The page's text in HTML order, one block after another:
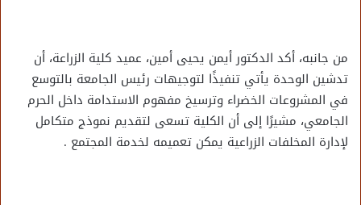
من جانبه، أكد الدكتور أيمن يحيى أمين، عميد كلية الزراعة، أن
تدشين الوحدة يأتي تنفيذًا لتوجيهات رئيس الجامعة بالتوسع
في المشروعات الخضراء وترسيخ مفهوم الاستدامة داخل الحرم
الجامعي، مشيرًا إلى أن الكلية تسعى لتقديم نموذج متكامل
لإدارة المخلفات الزراعية يمكن تعميمه لخدمة المجتمع .